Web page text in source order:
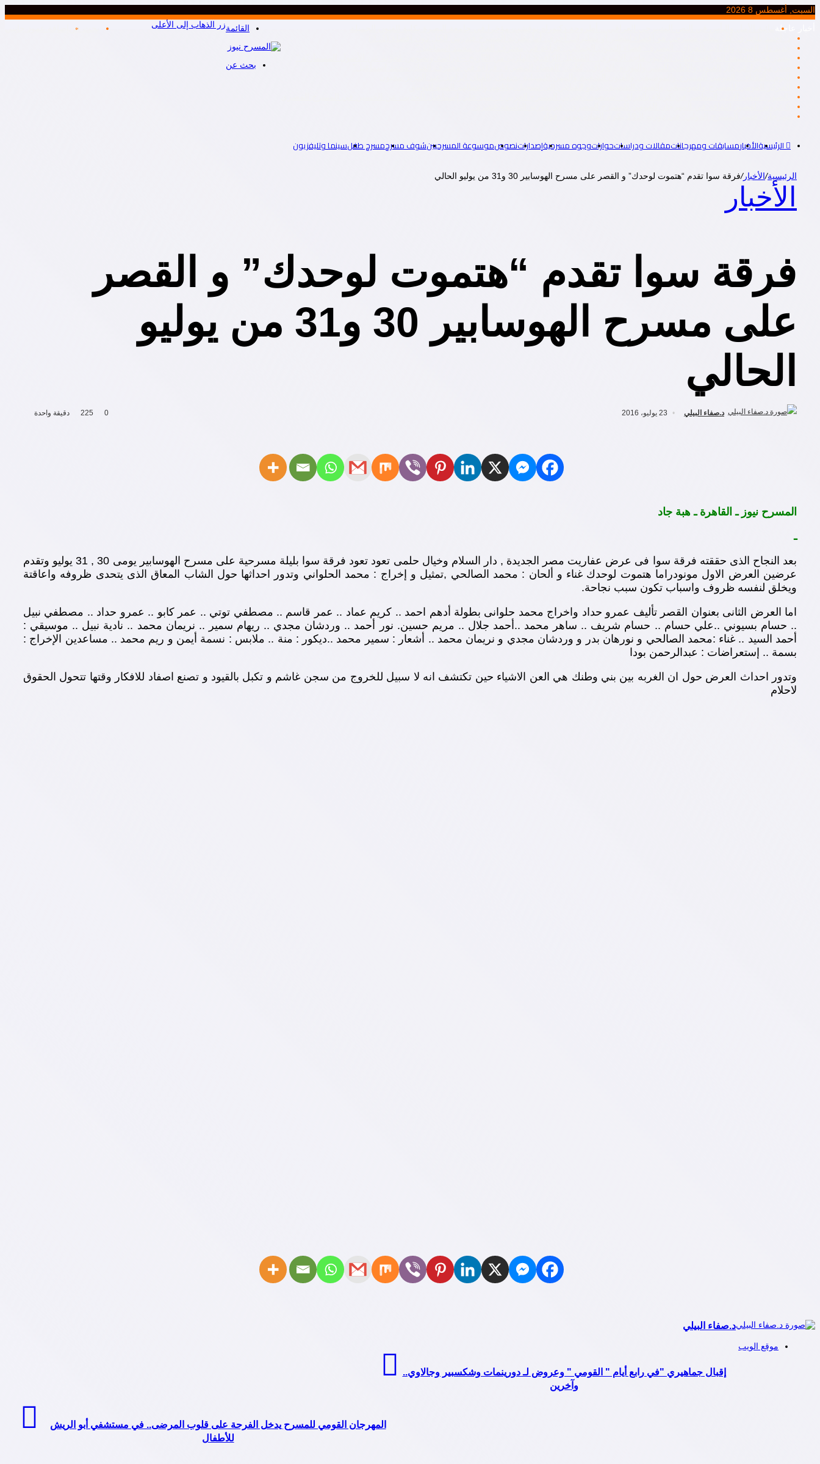
السبت, أغسطس 8 2026
أخبار عاجلة
بحث عن القائمة
بحث عن
الرئيسيةالأخبارمسابقات ومهرجاناتمقالات ودراساتحواراتوجوه مسرحيةإصداراتنصوصموسوعة المسرحيينشوف مسرحمسرح طفلسينما وتليفزيون
الرئيسية/الأخبار/فرقة سوا تقدم “هتموت لوحدك” و القصر على مسرح الهوسابير 30 و31 من يوليو الحالي
الأخبار
فرقة سوا تقدم “هتموت لوحدك” و القصر
على مسرح الهوسابير 30 و31 من يوليو
الحالي
د.صفاء البيلي 23 يوليو، 2016 0 دقيقة واحدة
المسرح نيوز ـ القاهرة ـ هبة جاد
ـ
بعد النجاح الذى حققته فرقة سوا فى عرض عفاريت مصر الجديدة , دار السلام وخيال حلمى تعود تعود فرقة سوا بليلة مسرحية على مسرح الهوسابير يومى 30 , 31 يوليو وتقدم
عرضين العرض الاول مونودراما هتموت لوحدك غناء و ألحان : محمد الصالحي ,تمثيل و إخراج : محمد الحلواني وتدور احداثها حول الشاب المعاق الذى يتحدى ظروفه واعاقتة
ويخلق لنفسه ظروف واسباب تكون سبب نجاحة.
اما العرض الثانى بعنوان القصر تأليف عمرو حداد واخراج محمد حلوانى بطولة أدهم احمد .. كريم عماد .. عمر قاسم .. مصطفي توتي .. عمر كابو .. عمرو حداد .. مصطفي نبيل
.. حسام بسيوني ..علي حسام .. حسام شريف .. ساهر محمد ..أحمد جلال .. مريم حسين. نور أحمد .. وردشان مجدي .. ريهام سمير .. نريمان محمد .. نادية نبيل .. موسيقي :
أحمد السيد .. غناء :محمد الصالحي و نورهان بدر و وردشان مجدي و نريمان محمد .. أشعار : سمير محمد ..ديكور : منة .. ملابس : نسمة أيمن و ريم محمد .. مساعدين الإخراج :
بسمة .. إستعراضات : عبدالرحمن بودا
وتدور احداث العرض حول ان الغربه بين بني وطنك هي العن الاشياء حين تكتشف انه لا سبيل للخروج من سجن غاشم و تكبل بالقيود و تصنع اصفاد للافكار وقتها تتحول الحقوق
لاحلام
د.صفاء البيلي
موقع الويب
إقبال جماهيري "في رابع أيام " القومي " وعروض لـ دورينمات وشكسبير وجالاوي..
وآخرين
المهرجان القومي للمسرح يدخل الفرحة على قلوب المرضى.. في مستشفي أبو الريش
للأطفال
زر الذهاب إلى الأعلى